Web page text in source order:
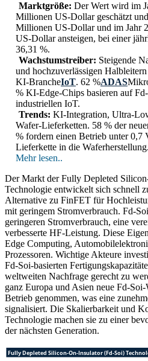
Marktgröße: Der Wert wird im
Millionen US-Dollar geschätzt
Millionen US-Dollar und im Jahr
US-Dollar ansteigen, bei einer
36,31 %.
Wachstumstreiber: Steigende
und hochzuverlässigen
KI-BrancheIoT. 62 %ADAS
% KI-Edge-Chips basieren auf
industriellen IoT.
Trends: KI-Integration, Ultra-
Wafer-Lieferketten. 58 % der
% fordern einen Betrieb unter 0,7
Lieferkette in die Waferherstellung.
Mehr lesen..
Der Markt der Fully Depleted
Technologie entwickelt sich schnell
Alternative zu FinFET für
mit geringem Stromverbrauch. Fd-
geringeren Stromverbrauch, eine
verbesserte HF-Leistung. Diese
Edge Computing,
Prozessoren. Wichtige Akteure
Fd-Soi-basierten
weltweiten Nachfrage gerecht zu
ganz Europa und Asien neue Fd-
Betrieb genommen, was eine
signalisiert. Die Skalierbarkeit und
Technologie machen sie zu einer
der nächsten Generation.